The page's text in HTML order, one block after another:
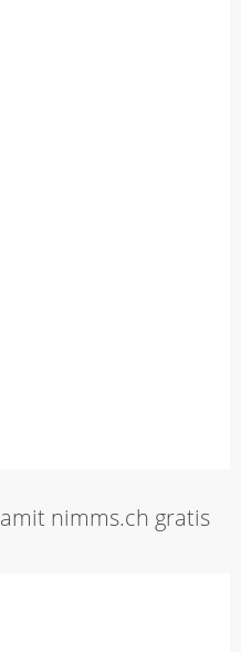
nimms.ch gratis